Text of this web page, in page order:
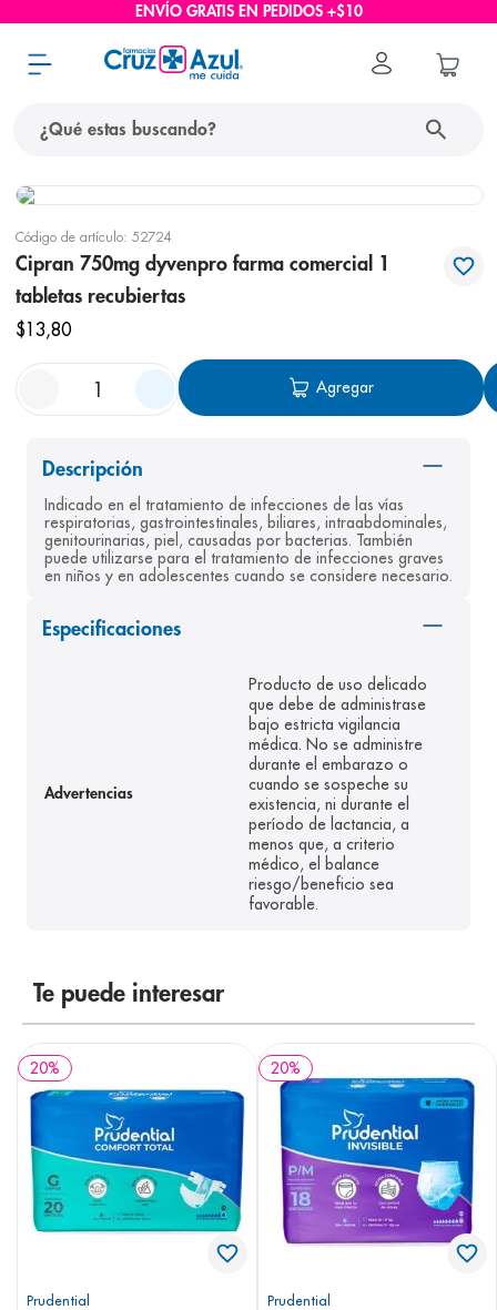
ENVÍO GRATIS EN PEDIDOS +$10
Código de artículo: 52724
Cipran 750mg dyvenpro farma comercial 1
tabletas recubiertas
$13,80
Agregar
Descripción
Indicado en el tratamiento de infecciones de las vías
respiratorias, gastrointestinales, biliares, intraabdominales,
genitourinarias, piel, causadas por bacterias. También
puede utilizarse para el tratamiento de infecciones graves
en niños y en adolescentes cuando se considere necesario.
Especificaciones
Advertencias
Producto de uso delicado
que debe de administrase
bajo estricta vigilancia
médica. No se administre
durante el embarazo o
cuando se sospeche su
existencia, ni durante el
período de lactancia, a
menos que, a criterio
médico, el balance
riesgo/beneficio sea
favorable.
Te puede interesar
20%
Prudential
20%
Prudential
términos más buscados
protector solar
2. pañales
3.
4. cerave
shampoo
8. pediasure
9. panolini